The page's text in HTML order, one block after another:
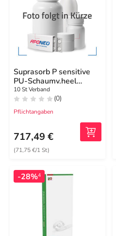
Suprasorb P sensitive
PU-Schaumv.heel
bor.23,5x25
10 St Verband
(0)
Pflichtangaben
717,49 €
(71,75 €/1 St)
-28%4